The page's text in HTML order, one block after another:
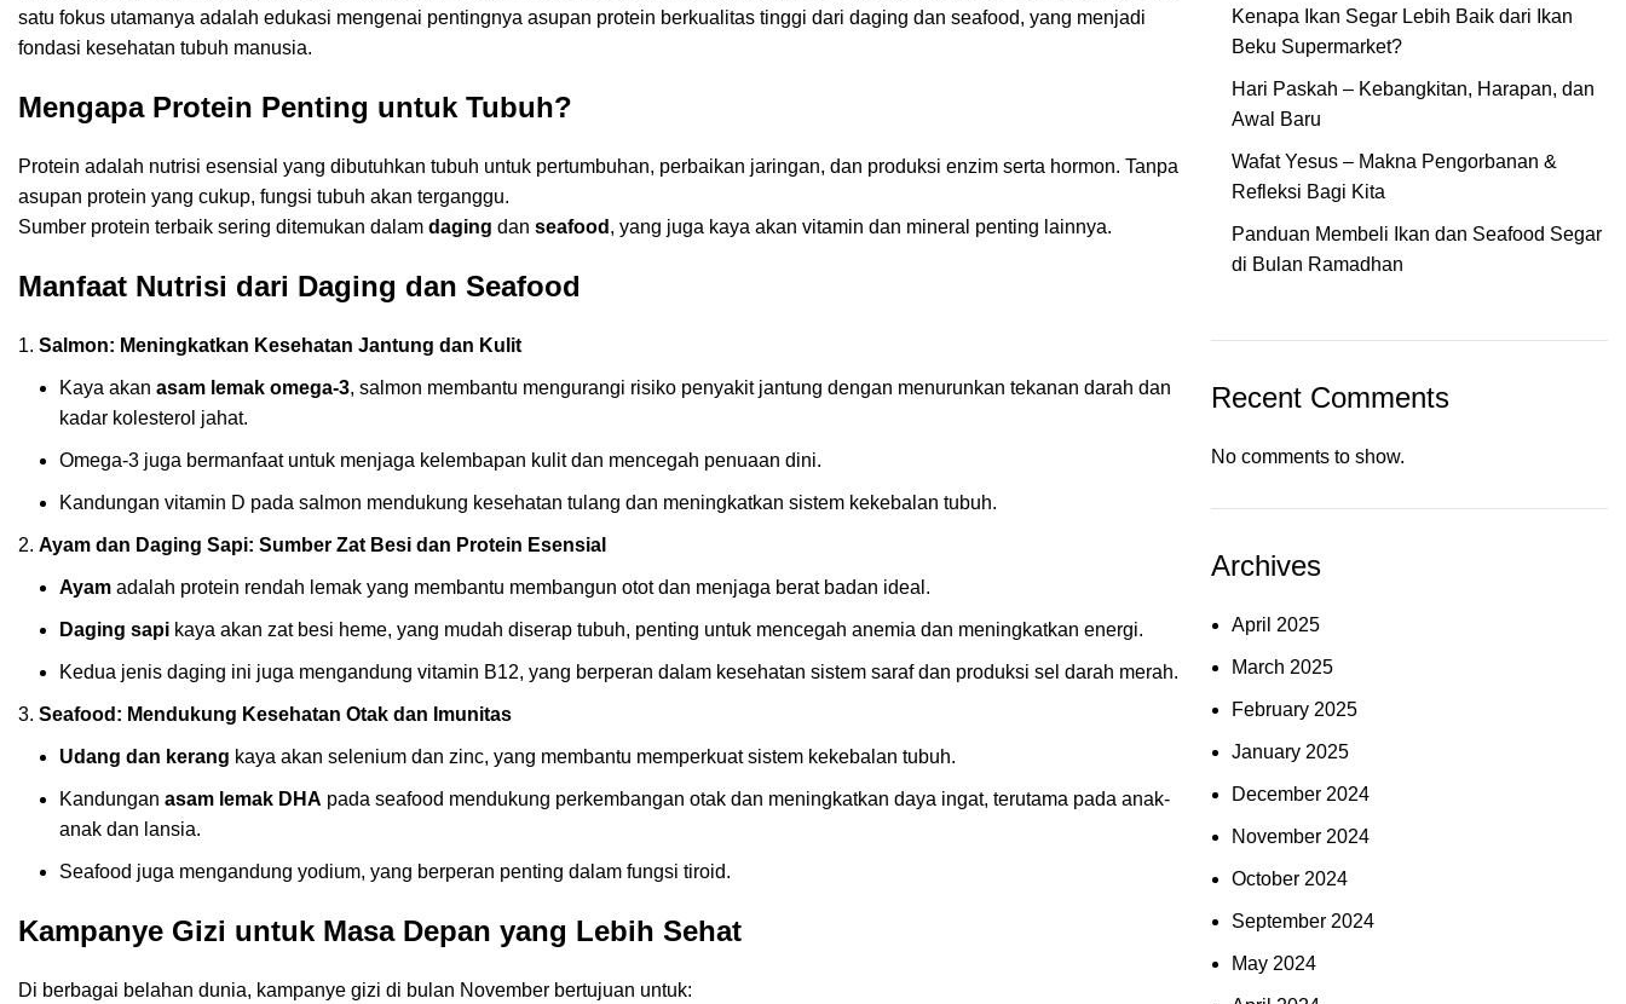
satu fokus utamanya adalah edukasi mengenai pentingnya asupan protein berkualitas tinggi dari daging dan seafood, yang menjadi
fondasi kesehatan tubuh manusia.
Mengapa Protein Penting untuk Tubuh?
Protein adalah nutrisi esensial yang dibutuhkan tubuh untuk pertumbuhan, perbaikan jaringan, dan produksi enzim serta hormon. Tanpa
asupan protein yang cukup, fungsi tubuh akan terganggu.
Sumber protein terbaik sering ditemukan dalam daging dan seafood , yang juga kaya akan vitamin dan mineral penting lainnya.
Manfaat Nutrisi dari Daging dan Seafood
Salmon: Meningkatkan Kesehatan Jantung dan Kulit
Kaya akan asam lemak omega-3, salmon membantu mengurangi risiko penyakit jantung dengan menurunkan tekanan darah dan
kadar kolesterol jahat.
Omega-3 juga bermanfaat untuk menjaga kelembapan kulit dan mencegah penuaan dini.
Kandungan vitamin D pada salmon mendukung kesehatan tulang dan meningkatkan sistem kekebalan tubuh.
Ayam dan Daging Sapi: Sumber Zat Besi dan Protein Esensial
Ayam adalah protein rendah lemak yang membantu membangun otot dan menjaga berat badan ideal.
Daging sapi kaya akan zat besi heme, yang mudah diserap tubuh, penting untuk mencegah anemia dan meningkatkan energi.
Kedua jenis daging ini juga mengandung vitamin B12, yang berperan dalam kesehatan sistem saraf dan produksi sel darah merah.
Seafood: Mendukung Kesehatan Otak dan Imunitas
Udang dan kerang kaya akan selenium dan zinc, yang membantu memperkuat sistem kekebalan tubuh.
Kandungan asam lemak DHA pada seafood mendukung perkembangan otak dan meningkatkan daya ingat, terutama pada anak-
anak dan lansia.
Seafood juga mengandung yodium, yang berperan penting dalam fungsi tiroid.
Kampanye Gizi untuk Masa Depan yang Lebih Sehat
Di berbagai belahan dunia, kampanye gizi di bulan November bertujuan untuk:
Kenapa Ikan Segar Lebih Baik dari Ikan
Beku Supermarket?
Hari Paskah – Kebangkitan, Harapan, dan
Awal Baru
Wafat Yesus – Makna Pengorbanan &
Refleksi Bagi Kita
Panduan Membeli Ikan dan Seafood Segar
di Bulan Ramadhan
Recent Comments
No comments to show.
Archives
April 2025
March 2025
February 2025
January 2025
December 2024
November 2024
October 2024
September 2024
May 2024